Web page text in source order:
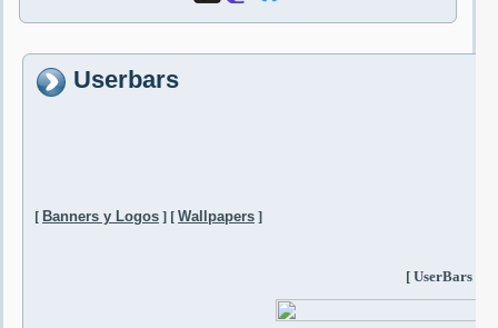
Userbars
[ Banners y Logos ] [ Wallpapers ]
[ UserBars ]